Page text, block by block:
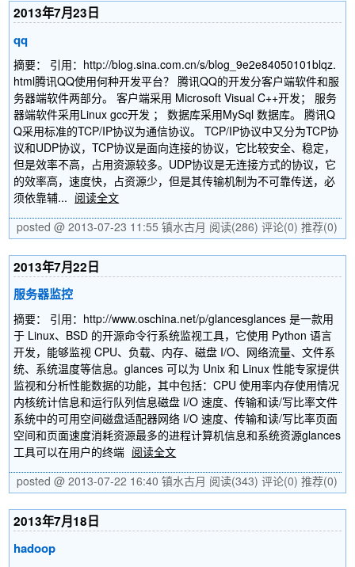
2013年7月23日
qq
摘要： 引用：http://blog.sina.com.cn/s/blog_9e2e84050101blqz.
html腾讯QQ使用何种开发平台？ 腾讯QQ的开发分客户端软件和服
务器端软件两部分。 客户端采用 Microsoft Visual C++开发； 服务
器端软件采用Linux gcc开发 ； 数据库采用MySql 数据库。 腾讯Q
Q采用标准的TCP/IP协议为通信协议。 TCP/IP协议中又分为TCP协
议和UDP协议，TCP协议是面向连接的协议，它比较安全、稳定，
但是效率不高，占用资源较多。UDP协议是无连接方式的协议，它
的效率高，速度快，占资源少，但是其传输机制为不可靠传送，必
须依靠辅... 阅读全文
posted @ 2013-07-23 11:55 镇水古月 阅读(286) 评论(0) 推荐(0)
2013年7月22日
服务器监控
摘要： 引用：http://www.oschina.net/p/glancesglances 是一款用
于 Linux、BSD 的开源命令行系统监视工具，它使用 Python 语言
开发，能够监视 CPU、负载、内存、磁盘 I/O、网络流量、文件系
统、系统温度等信息。glances 可以为 Unix 和 Linux 性能专家提供
监视和分析性能数据的功能，其中包括：CPU 使用率内存使用情况
内核统计信息和运行队列信息磁盘 I/O 速度、传输和读/写比率文件
系统中的可用空间磁盘适配器网络 I/O 速度、传输和读/写比率页面
空间和页面速度消耗资源最多的进程计算机信息和系统资源glances
工具可以在用户的终端 阅读全文
posted @ 2013-07-22 16:40 镇水古月 阅读(343) 评论(0) 推荐(0)
2013年7月18日
hadoop